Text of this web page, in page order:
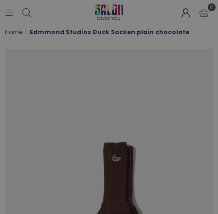
LOVES
0
Home | Edmmond Studios Duck Socken plain chocolate